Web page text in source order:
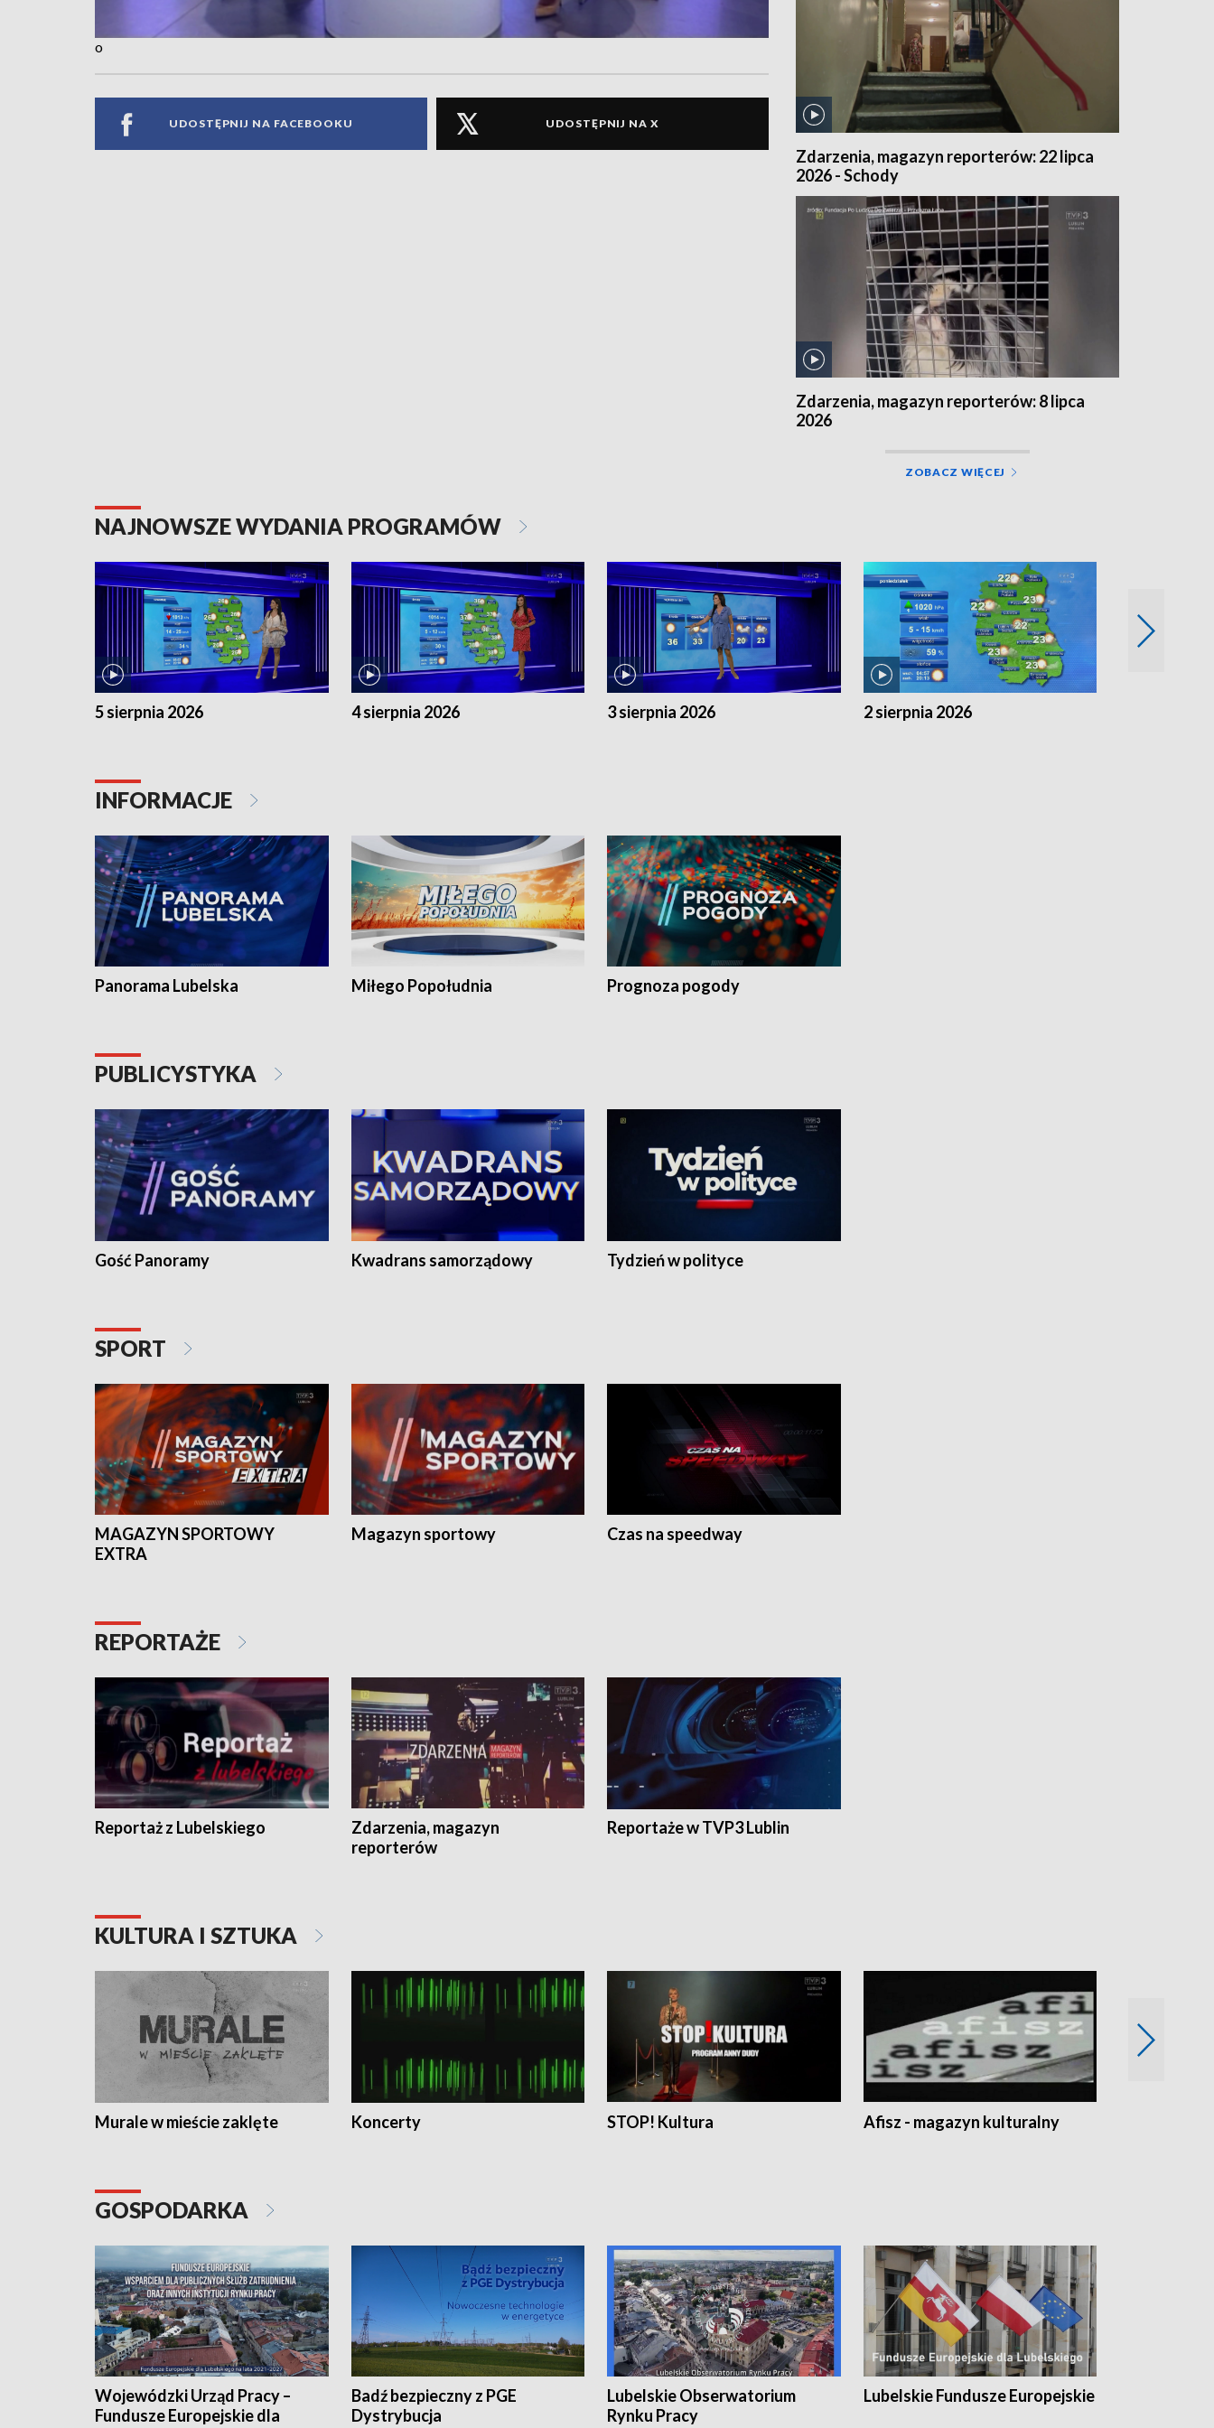
o
UDOSTĘPNIJ NA FACEBOOKU UDOSTĘPNIJ NA X
Zdarzenia, magazyn reporterów: 22 lipca
2026 - Schody
Zdarzenia, magazyn reporterów: 8 lipca
2026
ZOBACZ WIĘCEJ
NAJNOWSZE WYDANIA PROGRAMÓW
5 sierpnia 2026 4 sierpnia 2026 3 sierpnia 2026 2 sierpnia 2026
INFORMACJE
Panorama Lubelska Miłego Popołudnia Prognoza pogody
PUBLICYSTYKA
Gość Panoramy Kwadrans samorządowy Tydzień w polityce
SPORT
MAGAZYN SPORTOWY
EXTRA
Magazyn sportowy Czas na speedway
REPORTAŻE
Reportaż z Lubelskiego
Zdarzenia, magazyn
reporterów
Reportaże w TVP3 Lublin
KULTURA I SZTUKA
Murale w mieście zaklęte Koncerty STOP! Kultura Afisz - magazyn kulturalny
GOSPODARKA
Wojewódzki Urząd Pracy –
Fundusze Europejskie dla
Badź bezpieczny z PGE
Dystrybucja
Lubelskie Obserwatorium
Rynku Pracy
Lubelskie Fundusze Europejskie